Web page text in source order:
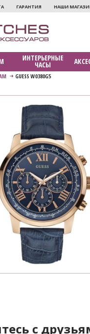
ГАРАНТИЯ НАШИ
ИНТЕРЬЕРНЫЕ
ЧАСЫ
GUESS W0380G5
с